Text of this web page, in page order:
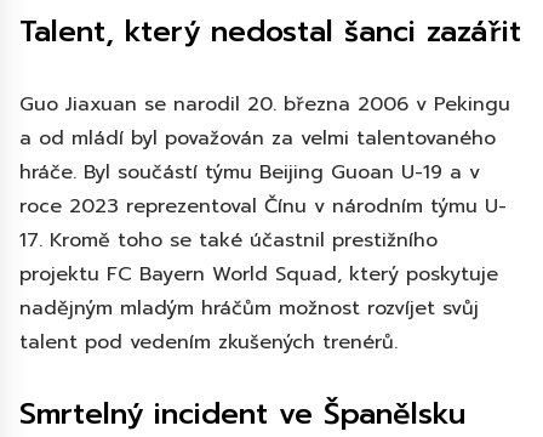
Talent, který nedostal šanci zazářit
Guo Jiaxuan se narodil 20. března 2006 v Pekingu
a od mládí byl považován za velmi talentovaného
hráče. Byl součástí týmu Beijing Guoan U-19 a v
roce 2023 reprezentoval Čínu v národním týmu U-
17. Kromě toho se také účastnil prestižního
projektu FC Bayern World Squad, který poskytuje
nadějným mladým hráčům možnost rozvíjet svůj
talent pod vedením zkušených trenérů.
Smrtelný incident ve Španělsku